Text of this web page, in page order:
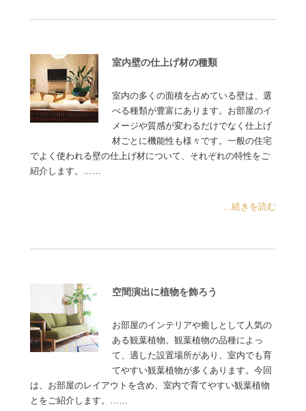
室内壁の仕上げ材の種類
室内の多くの面積を占めている壁は、選
べる種類が豊富にあります。お部屋のイ
メージや質感が変わるだけでなく仕上げ
材ごとに機能性も様々です。一般の住宅
でよく使われる壁の仕上げ材について、それぞれの特性をご
紹介します。……
...続きを読む
空間演出に植物を飾ろう
お部屋のインテリアや癒しとして人気の
ある観葉植物。観葉植物の品種によっ
て、適した設置場所があり、室内でも育
てやすい観葉植物が多くあります。今回
は、お部屋のレイアウトを含め、室内で育てやすい観葉植物
とをご紹介します。……